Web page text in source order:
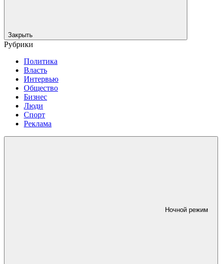
Закрыть
Рубрики
Политика
Власть
Интервью
Общество
Бизнес
Люди
Спорт
Реклама
Ночной режим